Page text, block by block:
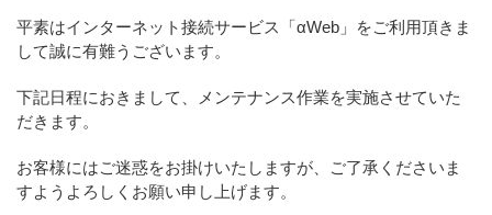
平素はインターネット接続サービス「αWeb」をご利用頂きま
して誠に有難うございます。
下記日程におきまして、メンテナンス作業を実施させていた
だきます。
お客様にはご迷惑をお掛けいたしますが、ご了承くださいま
すようよろしくお願い申し上げます。